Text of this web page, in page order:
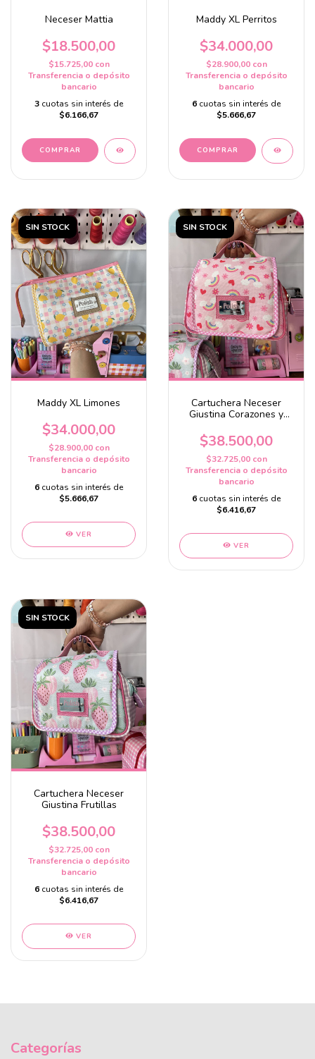
Neceser Mattia
$18.500,00
$15.725,00 con
Transferencia o depósito
bancario
3 cuotas sin interés de
$6.166,67
COMPRAR
Maddy XL Perritos
$34.000,00
$28.900,00 con
Transferencia o depósito
bancario
6 cuotas sin interés de
$5.666,67
SIN STOCK
Maddy XL Limones
$34.000,00
$28.900,00 con
Transferencia o depósito
bancario
6 cuotas sin interés de
$5.666,67
VER
SIN STOCK
Cartuchera Neceser
Giustina Corazones y
$38.500,00
$32.725,00 con
Transferencia o depósito
bancario
6 cuotas sin interés de
$6.416,67
VER
SIN STOCK
Cartuchera Neceser
Giustina Frutillas
$38.500,00
$32.725,00 con
Transferencia o depósito
bancario
6 cuotas sin interés de
$6.416,67
VER
Categorías